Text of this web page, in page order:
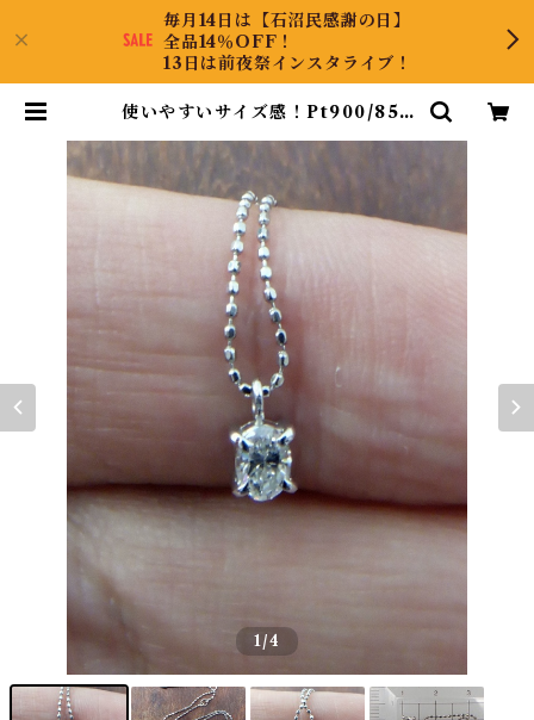
毎月14日は【石沼民感謝の日】
全品14％OFF！
13日は前夜祭インスタライブ！
使いやすいサイズ感！Pt900/850
1/4